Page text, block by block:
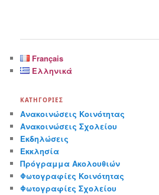
articles
Français
Ελληνικά
ΚΑΤΗΓΟΡΊΕΣ
Ανακοινώσεις Κοινότητας
Ανακοινώσεις Σχολείου
Εκδηλώσεις
Εκκλησία
Πρόγραμμα Ακολουθιών
Φωτογραφίες Κοινότητας
Φωτογραφίες Σχολείου